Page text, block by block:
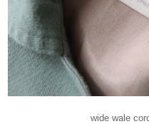
wide wale